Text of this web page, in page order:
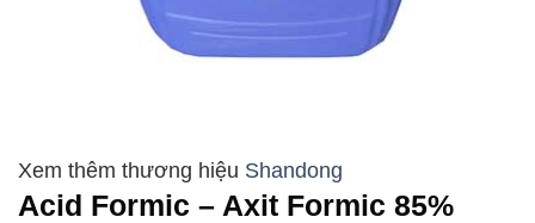
Shandong
Acid Formic – Axit Formic 85%